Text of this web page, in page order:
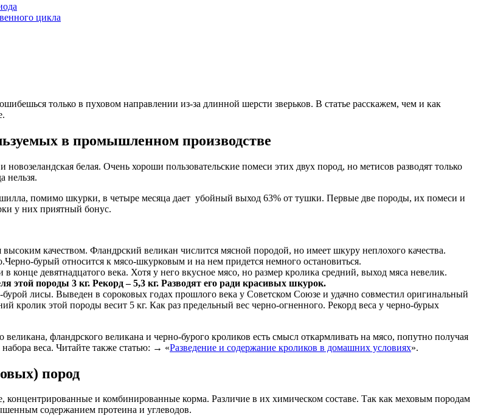
цикла
только в пуховом направлении из-за длинной шерсти зверьков. В статье расскажем, чем и как
в промышленном производстве
белая. Очень хороши пользовательские помеси этих двух пород, но метисов разводят только
нельзя.
помимо шкурки, в четыре месяца дает убойный выход 63% от тушки. Первые две породы, их помеси и
у них приятный бонус.
качеством. Фландрский великан числится мясной породой, но имеет шкуру неплохого качества.
бурый относится к мясо-шкурковым и на нем придется немного остановиться.
девятнадцатого века. Хотя у него вкусное мясо, но размер кролика средний, выход мяса невелик.
этой породы 3 кг. Рекорд – 5,3 кг. Разводят его ради красивых шкурок.
лисы. Выведен в сороковых годах прошлого века у Советском Союзе и удачно совместил оригинальный
кролик этой породы весит 5 кг. Как раз предельный вес черно-огненного. Рекорд веса у черно-бурых
фландрского великана и черно-бурого кроликов есть смысл откармливать на мясо, попутно получая
веса. Читайте также статью: → «Разведение и содержание кроликов в домашних условиях».
пород
и комбинированные корма. Различие в их химическом составе. Так как меховым породам
содержанием протеина и углеводов.